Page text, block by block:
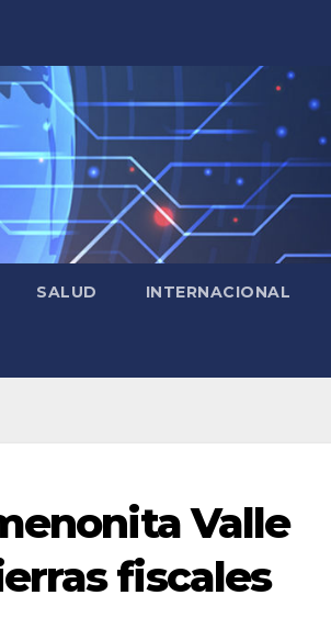
SALUD INTERNACIONAL
Valle
fiscales